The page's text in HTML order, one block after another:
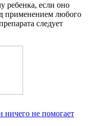
ребенка, если оно
применением любого
следует
ничего не помогает